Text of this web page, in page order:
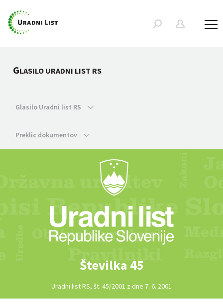
GLASILO URADNI LIST RS
Glasilo Uradni list RS
Preklic dokumentov
Številka 45
Uradni list RS, št. 45/2001 z dne 7. 6. 2001